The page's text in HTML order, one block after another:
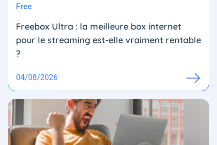
Free
Freebox Ultra : la meilleure box internet
pour le streaming est-elle vraiment rentable
?
04/08/2026